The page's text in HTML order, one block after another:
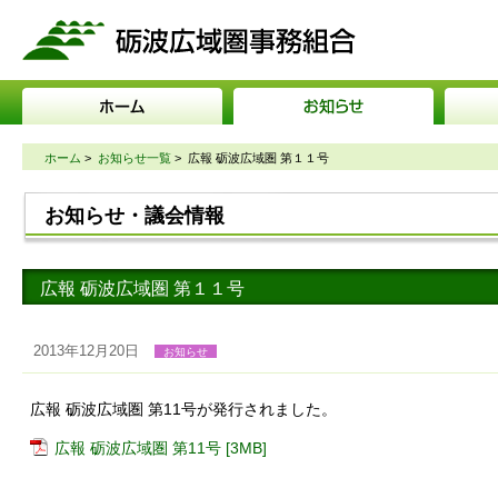
ホーム > お知らせ一覧 > 広報 砺波広域圏 第１１号
お知らせ・議会情報
広報 砺波広域圏 第１１号
2013年12月20日 お知らせ
広報 砺波広域圏 第11号が発行されました。
広報 砺波広域圏 第11号 [3MB]